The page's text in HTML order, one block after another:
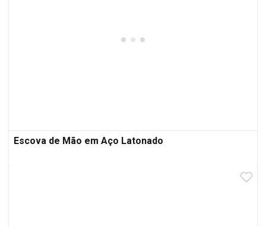
Escova de Mão em Aço Latonado